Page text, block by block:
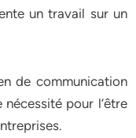
un travail sur un
de communication
pour l’être